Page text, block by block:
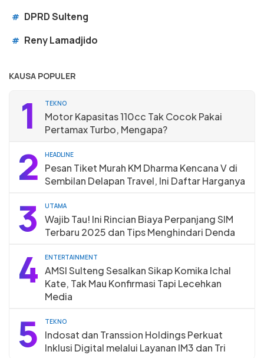
# DPRD Sulteng
# Reny Lamadjido
KAUSA POPULER
1 TEKNO
Motor Kapasitas 110cc Tak Cocok Pakai
Pertamax Turbo, Mengapa?
2 HEADLINE
Pesan Tiket Murah KM Dharma Kencana V di
Sembilan Delapan Travel, Ini Daftar Harganya
3 UTAMA
Wajib Tau! Ini Rincian Biaya Perpanjang SIM
Terbaru 2025 dan Tips Menghindari Denda
4 ENTERTAINMENT
AMSI Sulteng Sesalkan Sikap Komika Ichal
Kate, Tak Mau Konfirmasi Tapi Lecehkan
Media
5 TEKNO
Indosat dan Transsion Holdings Perkuat
Inklusi Digital melalui Layanan IM3 dan Tri